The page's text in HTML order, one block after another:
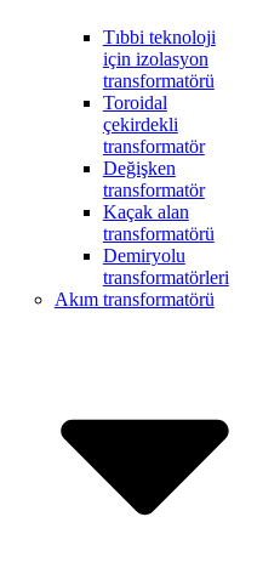
Tıbbi teknoloji
için izolasyon
transformatörü
Toroidal
çekirdekli
transformatör
Değişken
transformatör
Kaçak alan
transformatörü
Demiryolu
transformatörleri
Akım transformatörü